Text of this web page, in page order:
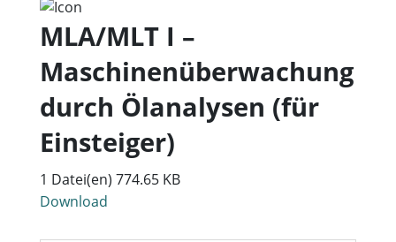
MLA/MLT I –
Maschinenüberwachung
durch Ölanalysen (für
Einsteiger)
1 Datei(en) 774.65 KB
Download